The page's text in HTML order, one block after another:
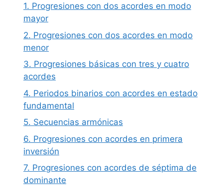
1. Progresiones con dos acordes en modo
mayor
2. Progresiones con dos acordes en modo
menor
3. Progresiones básicas con tres y cuatro
acordes
4. Periodos binarios con acordes en estado
fundamental
5. Secuencias armónicas
6. Progresiones con acordes en primera
inversión
7. Progresiones con acordes de séptima de
dominante